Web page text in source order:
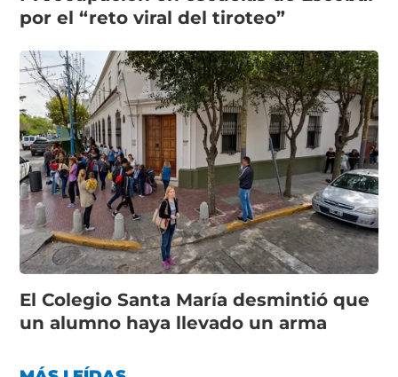
por el “reto viral del tiroteo”
El Colegio Santa María desmintió que
un alumno haya llevado un arma